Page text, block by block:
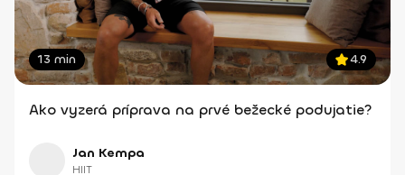
13 min 4.9
Ako vyzerá príprava na prvé bežecké podujatie?
Jan Kempa
HIIT